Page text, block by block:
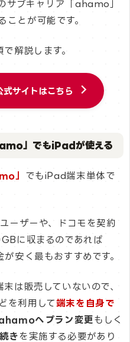
サブキャリア「ahamo」
ことが可能です。
解説します。
式サイトはこちら
」でもiPadが使える
」 でもiPad端末単体で
ーザーや、ドコモを契約
に収まるのであれば
安く最もおすすめです。
は販売していないので、
を利用して端末を自身で
へプラン変更もしく
きを実施する必要があり